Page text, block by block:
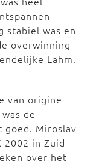
stabiel was en
overwinning
Lahm.
van origine
de
goed. Miroslav
2002 in Zuid-
over het